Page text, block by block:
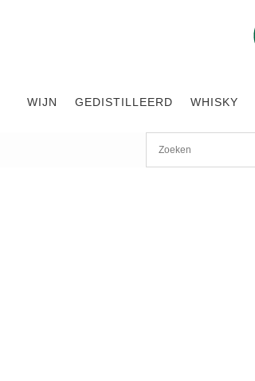
WIJN GEDISTILLEERD WHISKY